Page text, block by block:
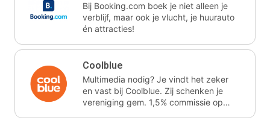
Bij Booking.com boek je niet alleen je
verblijf, maar ook je vlucht, je huurauto
én attracties!
Coolblue
Multimedia nodig? Je vindt het zeker
en vast bij Coolblue. Zij schenken je
vereniging gem. 1,5% commissie op